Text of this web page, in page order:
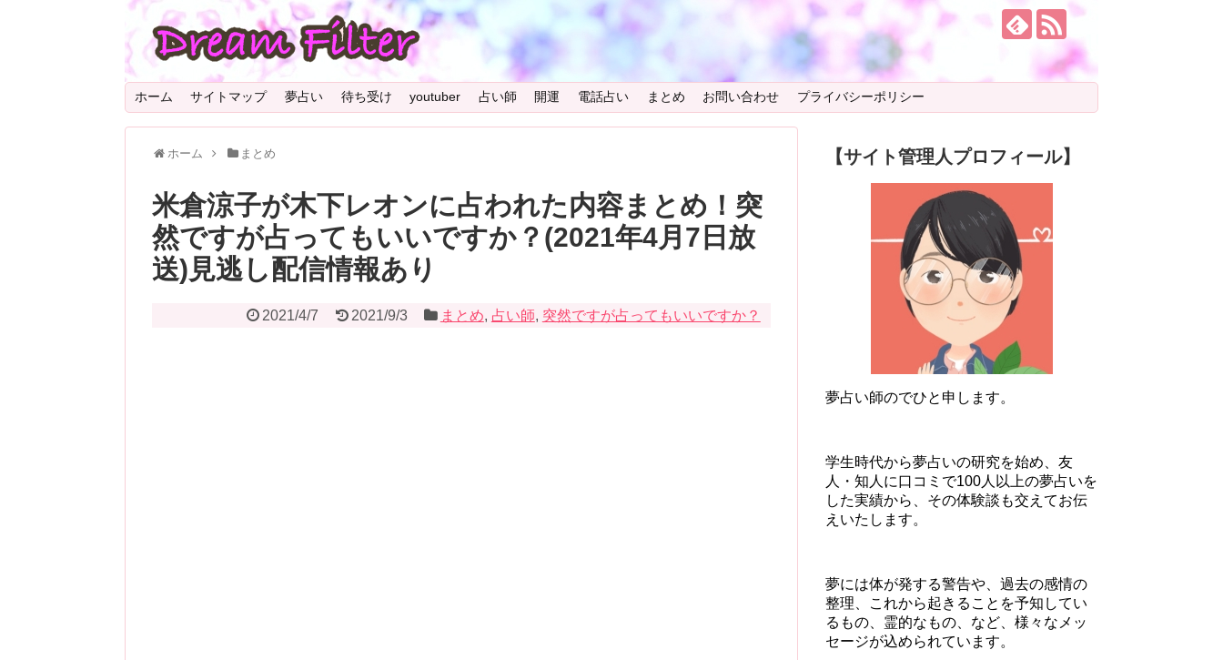
ホーム サイトマップ 夢占い 待ち受け youtuber 占い師 開運 電話占い まとめ お問い合わせ プライバシーポリシー
ホーム まとめ
米倉涼子が木下レオンに占われた内容まとめ！突
然ですが占ってもいいですか？(2021年4月7日放
送)見逃し配信情報あり
2021/4/7 2021/9/3 まとめ, 占い師, 突然ですが占ってもいいですか？
【サイト管理人プロフィール】
夢占い師のでひと申します。
学生時代から夢占いの研究を始め、友
人・知人に口コミで100人以上の夢占いを
した実績から、その体験談も交えてお伝
えいたします。
夢には体が発する警告や、過去の感情の
整理、これから起きることを予知してい
るもの、霊的なもの、など、様々なメッ
セージが込められています。